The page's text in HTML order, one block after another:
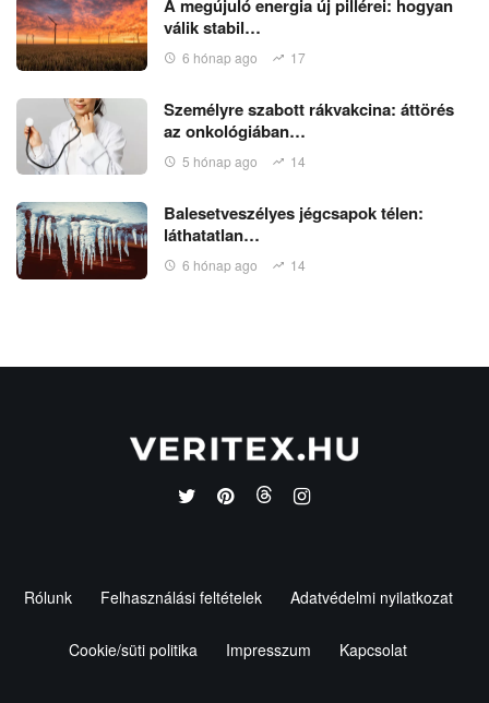
A megújuló energia új pillérei: hogyan
válik stabil…
6 hónap ago 17
Személyre szabott rákvakcina: áttörés
az onkológiában…
5 hónap ago 14
Balesetveszélyes jégcsapok télen:
láthatatlan…
6 hónap ago 14
Rólunk Felhasználási feltételek Adatvédelmi nyilatkozat
Cookie/süti politika Impresszum Kapcsolat